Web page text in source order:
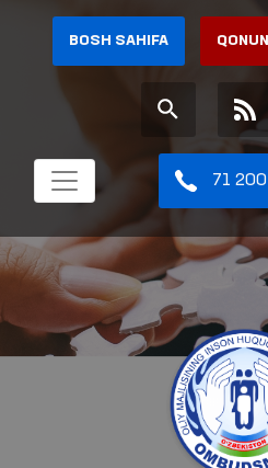
BOSH SAHIFA
71